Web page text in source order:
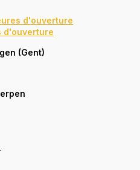
d'ouverture
d'ouverture
(Gent)